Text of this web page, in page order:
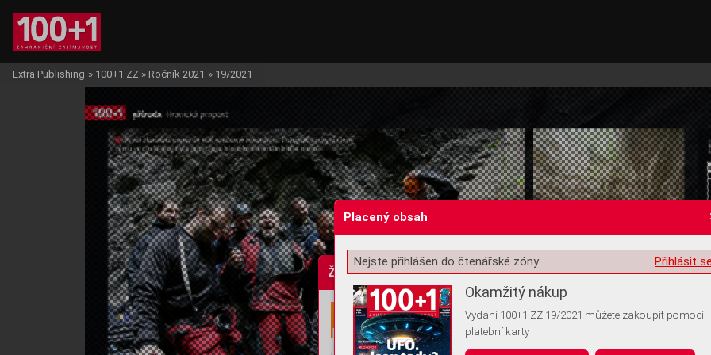
Žádost o souhlas s ukládáním volitelných informací
Extra Publishing » 100+1 ZZ » Ročník 2021 » 19/2021
Placený obsah
Přihlásit
Nejste přihlášen do čtenářské zóny
Okamžitý nákup
Vydání 100+1 ZZ 19/2021 můžete zakoupit pomocí
platební karty